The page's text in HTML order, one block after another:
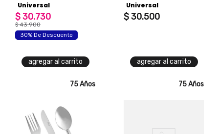
Universal
$30.730
$ 43.900
30% De Descuento
agregar al carrito
universal
Universal
$30.500
agregar al carrito
75 Años 75 Años